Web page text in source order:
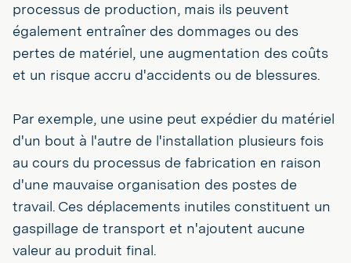
processus de production, mais ils peuvent
également entraîner des dommages ou des
pertes de matériel, une augmentation des coûts
et un risque accru d'accidents ou de blessures.
Par exemple, une usine peut expédier du matériel
d'un bout à l'autre de l'installation plusieurs fois
au cours du processus de fabrication en raison
d'une mauvaise organisation des postes de
travail. Ces déplacements inutiles constituent un
gaspillage de transport et n'ajoutent aucune
valeur au produit final.